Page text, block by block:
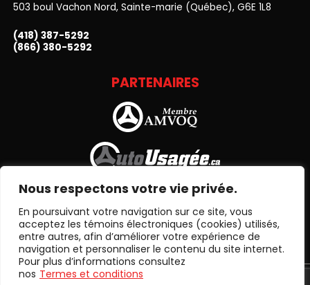
Nous respectons votre vie privée.
En poursuivant votre navigation sur ce site, vous
acceptez les témoins électroniques (cookies) utilisés,
entre autres, afin d’améliorer votre expérience de
navigation et personnaliser le contenu du site internet.
Pour plus d’informations consultez
nos Termes et conditions
503 boul Vachon Nord, Sainte-marie (Québec), G6E 1L8
(418) 387-5292
(866) 380-5292
PARTENAIRES